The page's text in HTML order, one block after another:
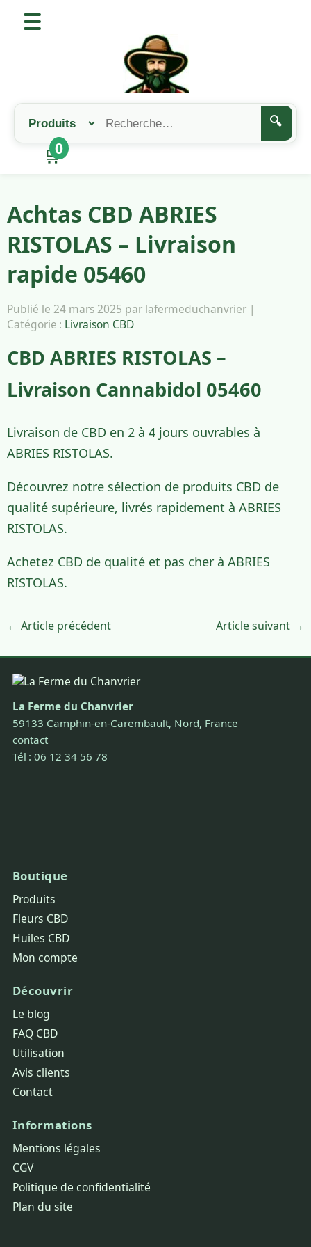
🔍
🛒
0
Achtas CBD ABRIES
RISTOLAS – Livraison
rapide 05460
Publié le 24 mars 2025 par lafermeduchanvrier |
Catégorie : Livraison CBD
CBD ABRIES RISTOLAS –
Livraison Cannabidol 05460
Livraison de CBD en 2 à 4 jours ouvrables à
ABRIES RISTOLAS.
Découvrez notre sélection de produits CBD de
qualité supérieure, livrés rapidement à ABRIES
RISTOLAS.
Achetez CBD de qualité et pas cher à ABRIES
RISTOLAS.
← Article précédent Article suivant →
La Ferme du Chanvrier
59133 Camphin-en-Carembault, Nord, France
contact
Tél : 06 12 34 56 78
Boutique
Produits
Fleurs CBD
Huiles CBD
Mon compte
Découvrir
Le blog
FAQ CBD
Utilisation
Avis clients
Contact
Informations
Mentions légales
CGV
Politique de confidentialité
Plan du site